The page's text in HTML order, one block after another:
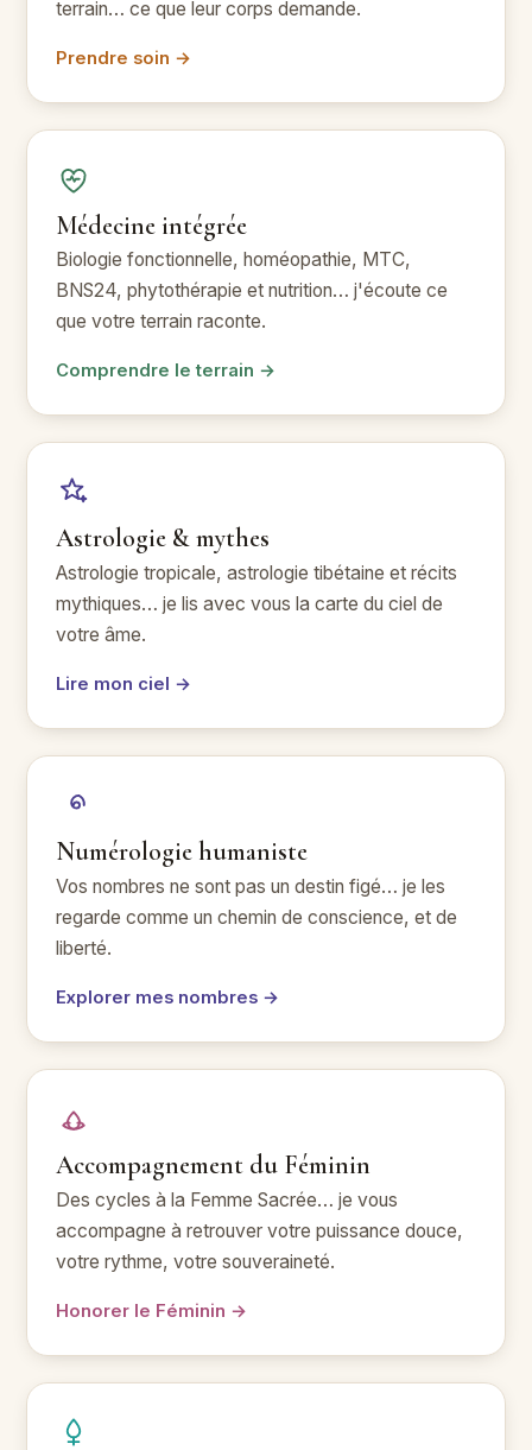
terrain… ce que leur corps demande.
Prendre soin →
Médecine intégrée
Biologie fonctionnelle, homéopathie, MTC,
BNS24, phytothérapie et nutrition… j'écoute ce
que votre terrain raconte.
Comprendre le terrain →
Astrologie & mythes
Astrologie tropicale, astrologie tibétaine et récits
mythiques… je lis avec vous la carte du ciel de
votre âme.
Lire mon ciel →
Numérologie humaniste
Vos nombres ne sont pas un destin figé… je les
regarde comme un chemin de conscience, et de
liberté.
Explorer mes nombres →
Accompagnement du Féminin
Des cycles à la Femme Sacrée… je vous
accompagne à retrouver votre puissance douce,
votre rythme, votre souveraineté.
Honorer le Féminin →